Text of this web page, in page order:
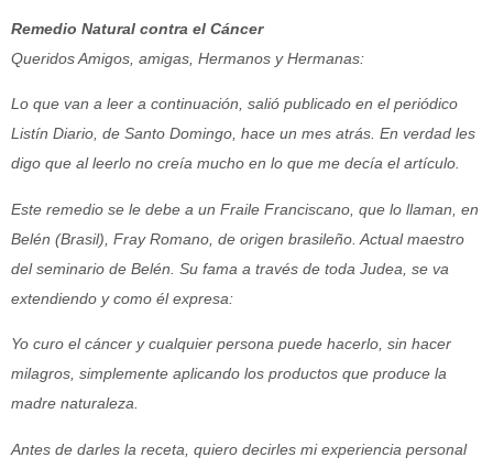
Remedio Natural contra el Cáncer
Queridos Amigos, amigas, Hermanos y Hermanas:
Lo que van a leer a continuación, salió publicado en el periódico
Listín Diario, de Santo Domingo, hace un mes atrás. En verdad les
digo que al leerlo no creía mucho en lo que me decía el artículo.
Este remedio se le debe a un Fraile Franciscano, que lo llaman, en
Belén (Brasil), Fray Romano, de origen brasileño. Actual maestro
del seminario de Belén. Su fama a través de toda Judea, se va
extendiendo y como él expresa:
Yo curo el cáncer y cualquier persona puede hacerlo, sin hacer
milagros, simplemente aplicando los productos que produce la
madre naturaleza.
Antes de darles la receta, quiero decirles mi experiencia personal